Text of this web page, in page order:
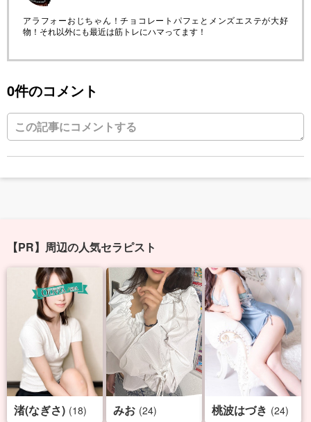
アラフォーおじちゃん！チョコレートパフェとメンズエステが大好
物！それ以外にも最近は筋トレにハマってます！
0件のコメント
【PR】周辺の人気セラピスト
渚(なぎさ) (18) みお (24) 桃波はづき (24)